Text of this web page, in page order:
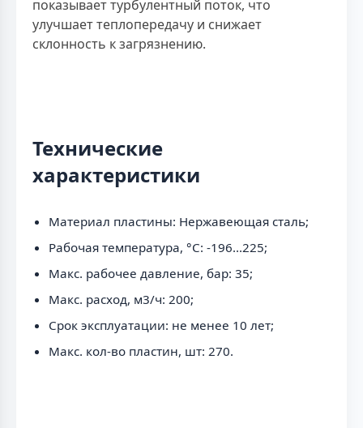
показывает турбулентный поток, что
улучшает теплопередачу и снижает
склонность к загрязнению.
Технические
характеристики
Материал пластины: Нержавеющая сталь;
Рабочая температура, °C: -196...225;
Макс. рабочее давление, бар: 35;
Макс. расход, м3/ч: 200;
Срок эксплуатации: не менее 10 лет;
Макс. кол-во пластин, шт: 270.